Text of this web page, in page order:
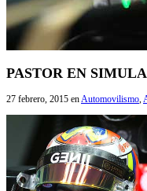
PASTOR EN
27 febrero, 2015 en Automovilismo